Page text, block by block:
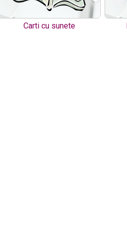
Carti cu sunete